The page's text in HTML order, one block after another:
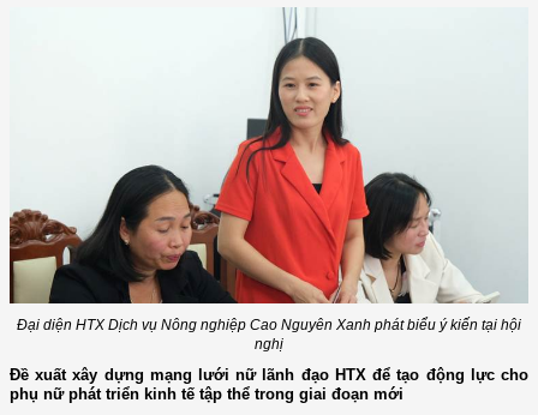
Đại diện HTX Dịch vụ Nông nghiệp Cao Nguyên Xanh phát biểu ý kiến tại hội
nghị
Đề xuất xây dựng mạng lưới nữ lãnh đạo HTX để tạo động lực cho
phụ nữ phát triển kinh tế tập thể trong giai đoạn mới